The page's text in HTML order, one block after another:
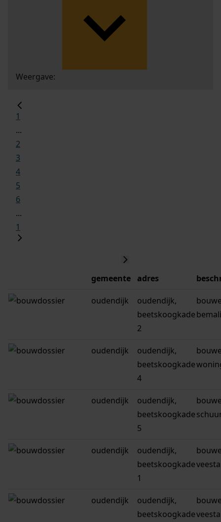
Weergave:
1
...
2
3
4
5
6
...
1
gemeente adres
oudendijk
oudendijk,
beetskoogkade
2
oudendijk
oudendijk,
beetskoogkade
4
oudendijk
oudendijk,
beetskoogkade
5
oudendijk
oudendijk,
beetskoogkade
1
oudendijk
oudendijk,
beetskoogkade